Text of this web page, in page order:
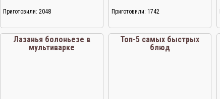
Приготовили: 2048 Приготовили: 1742
Лазанья болоньезе в
мультиварке
Топ-5 самых быстрых
блюд